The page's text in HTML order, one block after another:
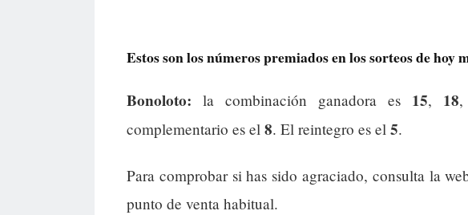
Estos son los números premiados en los sorteos de hoy
Bonoloto: la combinación ganadora es 15, 18
complementario es el 8. El reintegro es el 5.
Para comprobar si has sido agraciado, consulta la
punto de venta habitual.